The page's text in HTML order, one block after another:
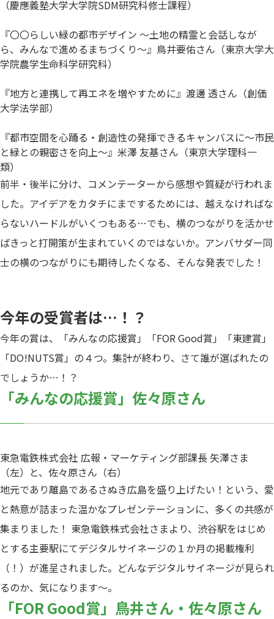
（慶應義塾大学大学院SDM研究科修士課程）
『〇〇らしい緑の都市デザイン 〜土地の精霊と会話しなが
ら、みんなで進めるまちづくり〜』鳥井要佑さん（東京大学大
学院農学生命科学研究科）
『地方と連携して再エネを増やすために』渡邊 透さん（創価
大学法学部）
『都市空間を心踊る・創造性の発揮できるキャンバスに〜市⺠
と緑との親密さを向上〜』米澤 友基さん（東京大学理科一
類）
前半・後半に分け、コメンテーターから感想や質疑が行われま
した。アイデアをカタチにまでするためには、越えなければな
らないハードルがいくつもある…でも、横のつながりを活かせ
ばきっと打開策が生まれていくのではないか。アンバサダー同
士の横のつながりにも期待したくなる、そんな発表でした！
今年の受賞者は…！？
今年の賞は、「みんなの応援賞」「FOR Good賞」「東建賞」
「DO!NUTS賞」の４つ。集計が終わり、さて誰が選ばれたの
でしょうか…！？
「みんなの応援賞」佐々原さん
東急電鉄株式会社 広報・マーケティング部課長 矢澤さま
（左）と、佐々原さん（右）
地元であり離島であるさぬき広島を盛り上げたい！という、愛
と熱意が詰まった温かなプレゼンテーションに、多くの共感が
集まりました！ 東急電鉄株式会社さまより、渋谷駅をはじめ
とする主要駅にてデジタルサイネージの１か月の掲載権利
（！）が進呈されました。どんなデジタルサイネージが見られ
るのか、気になります～。
「FOR Good賞」鳥井さん・佐々原さん